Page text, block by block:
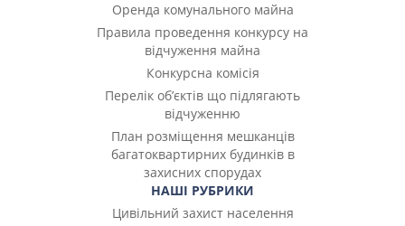
Оренда комунального майна
Правила проведення конкурсу на
відчуження майна
Конкурсна комісія
Перелік об’єктів що підлягають
відчуженню
План розміщення мешканців
багатоквартирних будинків в
захисних спорудах
НАШІ РУБРИКИ
Цивільний захист населення